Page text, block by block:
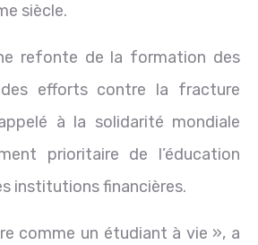
siècle.
refonte de la formation des
efforts contre la fracture
à la solidarité mondiale
prioritaire de l’éducation
institutions financières.
comme un étudiant à vie », a